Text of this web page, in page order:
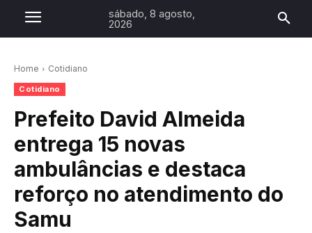
sábado, 8 agosto,
2026
Home Cotidiano
Cotidiano
Prefeito David Almeida
entrega 15 novas
ambulâncias e destaca
reforço no atendimento do
Samu